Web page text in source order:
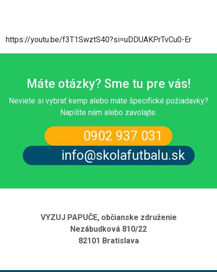
https://youtu.be/f3T1SwztS40?si=uDDUAKPrTvCu0-Er
Máte otázky? Sme tu pre vás!
Neviete si vybrať kemp alebo máte špecifické požiadavky?
Napíšte nám alebo zavolajte.
0902 937 031
info@skolafutbalu.sk
VYZUJ PAPUČE, občianske združenie
Nezábudková 810/22
82101 Bratislava